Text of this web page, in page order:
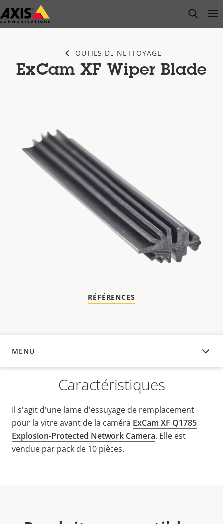
Passer
au
open
OUTILS DE NETTOYAGE
ExCam XF Wiper Blade
RÉFÉRENCES
MENU
APERÇU
Caractéristiques
Il s'agit d'une lame d'essuyage de remplacement
pour la vitre avant de la caméra ExCam XF Q1785
Explosion-Protected Network Camera. Elle est
vendue par pack de 10 pièces.